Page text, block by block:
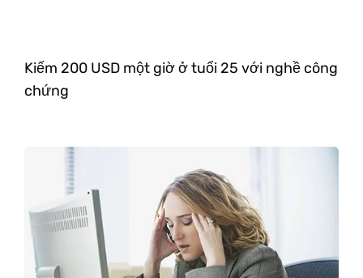
Kiếm 200 USD một giờ ở tuổi 25 với nghề công
chứng